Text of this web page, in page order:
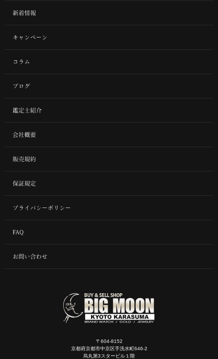
新着情報
キャンペーン
コラム
ブログ
鑑定士紹介
会社概要
販売規約
保証規定
プライバシーポリシー
FAQ
お問い合わせ
〒604-8152
京都府京都市中京区手洗水町646-2
烏丸第3スタービル１階